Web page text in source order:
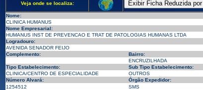
Veja onde se localiza:
Nome:
CLINICA HUMANUS
Nome Empresarial:
HUMANUS INST DE PREVENCAO E TRAT DE PATOLOGIAS HUMANAS LTDA
Logradouro:
AVENIDA SENADOR FEIJO
Complemento:
Bairro:
ENCRUZILHADA
Tipo Estabelecimento:
Sub Tipo Estabelecimento:
CLINICA/CENTRO DE ESPECIALIDADE
OUTROS
Número Alvará:
Órgão Expedidor:
1254512
SMS